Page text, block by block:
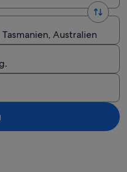
Australien